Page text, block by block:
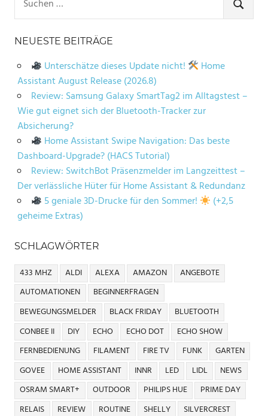
nach:
SUCHEN
NEUESTE BEITRÄGE
Unterschätze dieses Update nicht!
Home
Assistant August Release (2026.8)
Review: Samsung Galaxy SmartTag2 im Alltagstest –
Wie gut eignet sich der Bluetooth-Tracker zur
Absicherung?
Home Assistant Swipe Navigation: Das beste
Dashboard-Upgrade? (HACS Tutorial)
Review: SwitchBot Präsenzmelder im Langzeittest –
Der verlässliche Hüter für Home Assistant & Redundanz
5 geniale 3D-Drucke für den Sommer!
(+2,5
geheime Extras)
SCHLAGWÖRTER
433 MHZ ALDI ALEXA AMAZON
ANGEBOTE
AUTOMATIONEN
BEGINNERFRAGEN
BEWEGUNGSMELDER
BLACK FRIDAY
BLUETOOTH
CONBEE II
DIY ECHO ECHO DOT
ECHO SHOW
FERNBEDIENUNG
FILAMENT FIRE TV FUNK
GARTEN
GOVEE
HOME ASSISTANT INNR LED LIDL
NEWS
OSRAM SMART+
OUTDOOR PHILIPS HUE
PRIME DAY
RELAIS
REVIEW ROUTINE SHELLY
SILVERCREST